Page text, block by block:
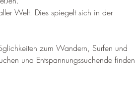
Welt. Dies spiegelt sich in der
zum Wandern, Surfen und
und Entspannungssuchende finden